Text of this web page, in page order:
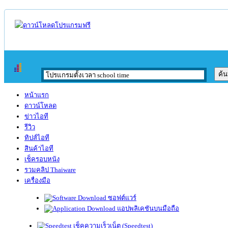
หน้าแรก
ดาวน์โหลด
ข่าวไอที
รีวิว
ทิปส์ไอที
สินค้าไอที
เช็ครอบหนัง
รวมคลิป Thaiware
เครื่องมือ
ซอฟต์แวร์
แอปพลิเคชันบนมือถือ
เช็คความเร็วเน็ต (Speedtest)